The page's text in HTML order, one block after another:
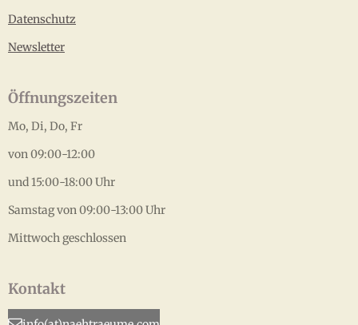
Datenschutz
Newsletter
Öffnungszeiten
Mo, Di, Do, Fr
von 09:00-12:00
und 15:00-18:00 Uhr
Samstag von 09:00-13:00 Uhr
Mittwoch geschlossen
Kontakt